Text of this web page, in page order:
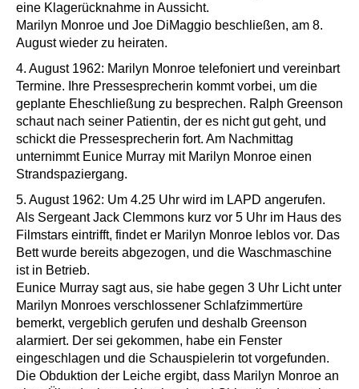
eine Klagerücknahme in Aussicht.
Marilyn Monroe und Joe DiMaggio beschließen, am 8.
August wieder zu heiraten.
4. August 1962: Marilyn Monroe telefoniert und vereinbart
Termine. Ihre Pressesprecherin kommt vorbei, um die
geplante Eheschließung zu besprechen. Ralph Greenson
schaut nach seiner Patientin, der es nicht gut geht, und
schickt die Pressesprecherin fort. Am Nachmittag
unternimmt Eunice Murray mit Marilyn Monroe einen
Strandspaziergang.
5. August 1962: Um 4.25 Uhr wird im LAPD angerufen.
Als Sergeant Jack Clemmons kurz vor 5 Uhr im Haus des
Filmstars eintrifft, findet er Marilyn Monroe leblos vor. Das
Bett wurde bereits abgezogen, und die Waschmaschine
ist in Betrieb.
Eunice Murray sagt aus, sie habe gegen 3 Uhr Licht unter
Marilyn Monroes verschlossener Schlafzimmertüre
bemerkt, vergeblich gerufen und deshalb Greenson
alarmiert. Der sei gekommen, habe ein Fenster
eingeschlagen und die Schauspielerin tot vorgefunden.
Die Obduktion der Leiche ergibt, dass Marilyn Monroe an